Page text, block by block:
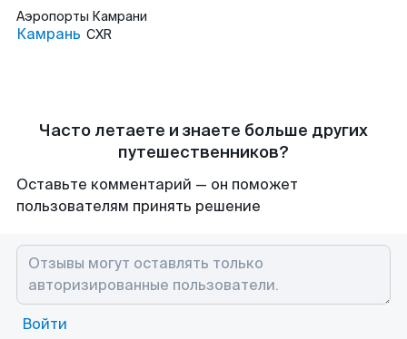
Аэропорты Камрани
Камрань CXR
Часто летаете и знаете больше других
путешественников?
Оставьте комментарий — он поможет
пользователям принять решение
Войти